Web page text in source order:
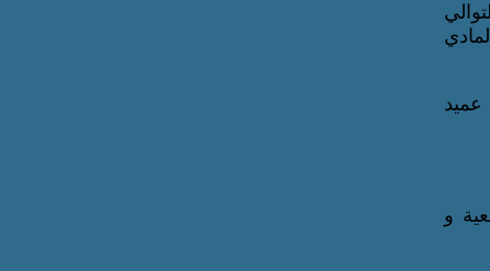
عميد
و